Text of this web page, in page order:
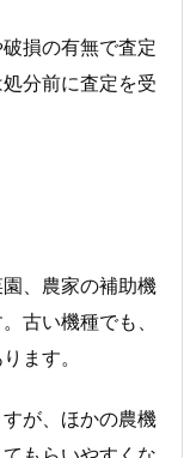
損の有無で査定
分前に査定を受
、農家の補助機
古い機種でも、
ます。
が、ほかの農機